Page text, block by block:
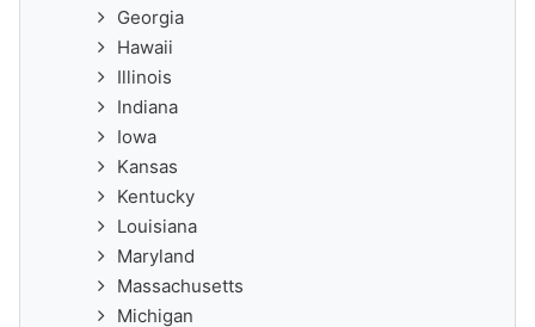
Georgia
Hawaii
Illinois
Indiana
Iowa
Kansas
Kentucky
Louisiana
Maryland
Massachusetts
Michigan